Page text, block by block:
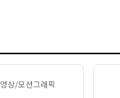
영상/모션그래픽